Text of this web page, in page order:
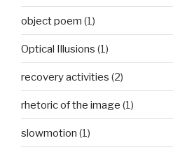
object poem (1)
Optical Illusions (1)
recovery activities (2)
rhetoric of the image (1)
slowmotion (1)